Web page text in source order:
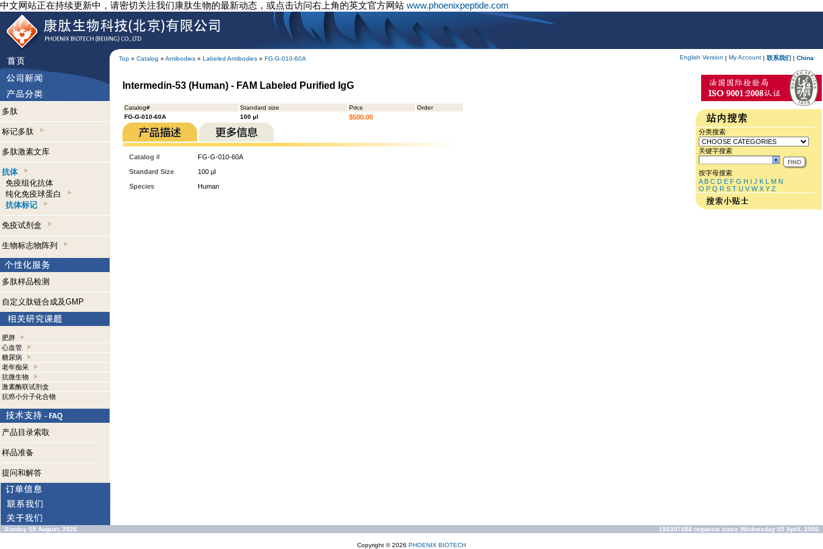
中文网站正在持续更新中，请密切关注我们康肽生物的最新动态，或点击访问右上角的英文官方网站 www.phoenixpeptide.com
Top » Catalog » Antibodies » Labeled Antibodies » FG-G-010-60A English Version | My Account | 联系我们 | China
多肽
标记多肽
多肽激素文库
抗体
免疫组化抗体
纯化免疫球蛋白
抗体标记
免疫试剂盒
生物标志物阵列
多肽样品检测
自定义肽链合成及GMP
肥胖
心血管
糖尿病
老年痴呆
抗微生物
激素酶联试剂盒
抗癌小分子化合物
产品目录索取
样品准备
提问和解答
Intermedin-53 (Human) - FAM Labeled Purified IgG
Catalog# Standard size Price
Order
FG-G-010-60A
100 µl $500.00
Catalog #
FG-G-010-60A
Standard Size
100 µl
Species
Human
分类搜索
关键字搜索
按字母搜索
A B C D E F G H I J K L M N
O P Q R S T U V W X Y Z
Sunday 09 August, 2026 156307484 requests since Wednesday 05 April, 2006
Copyright © 2026 PHOENIX BIOTECH